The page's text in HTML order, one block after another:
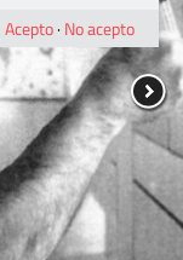
Acepto· No acepto